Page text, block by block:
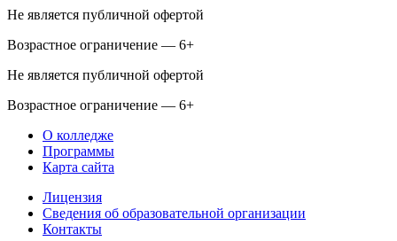
Не является публичной офертой
Возрастное ограничение — 6+
Не является публичной офертой
Возрастное ограничение — 6+
О колледже
Программы
Карта сайта
Лицензия
Сведения об образовательной организации
Контакты